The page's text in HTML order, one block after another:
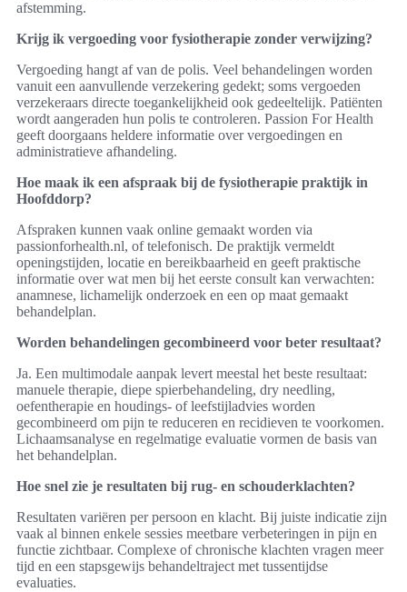
afstemming.
Krijg ik vergoeding voor fysiotherapie zonder verwijzing?
Vergoeding hangt af van de polis. Veel behandelingen worden
vanuit een aanvullende verzekering gedekt; soms vergoeden
verzekeraars directe toegankelijkheid ook gedeeltelijk. Patiënten
wordt aangeraden hun polis te controleren. Passion For Health
geeft doorgaans heldere informatie over vergoedingen en
administratieve afhandeling.
Hoe maak ik een afspraak bij de fysiotherapie praktijk in
Hoofddorp?
Afspraken kunnen vaak online gemaakt worden via
passionforhealth.nl, of telefonisch. De praktijk vermeldt
openingstijden, locatie en bereikbaarheid en geeft praktische
informatie over wat men bij het eerste consult kan verwachten:
anamnese, lichamelijk onderzoek en een op maat gemaakt
behandelplan.
Worden behandelingen gecombineerd voor beter resultaat?
Ja. Een multimodale aanpak levert meestal het beste resultaat:
manuele therapie, diepe spierbehandeling, dry needling,
oefentherapie en houdings‑ of leefstijladvies worden
gecombineerd om pijn te reduceren en recidieven te voorkomen.
Lichaamsanalyse en regelmatige evaluatie vormen de basis van
het behandelplan.
Hoe snel zie je resultaten bij rug‑ en schouderklachten?
Resultaten variëren per persoon en klacht. Bij juiste indicatie zijn
vaak al binnen enkele sessies meetbare verbeteringen in pijn en
functie zichtbaar. Complexe of chronische klachten vragen meer
tijd en een stapsgewijs behandeltraject met tussentijdse
evaluaties.